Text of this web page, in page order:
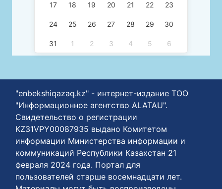
17 18 19 20 21 22 23
24 25 26 27 28 29 30
31 1 2 3 4 5 6
"enbekshiqazaq.kz" - интернет-издание ТОО
"Информационное агентство ALATAU".
Свидетельство о регистрации
KZ31VPY00087935 выдано Комитетом
информации Министерства информации и
коммуникаций Республики Казахстан 21
февраля 2024 года. Портал для
пользователей старше восемнадцати лет.